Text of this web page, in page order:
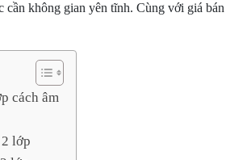
không gian yên tĩnh. Cùng với giá bán
cách âm
lớp